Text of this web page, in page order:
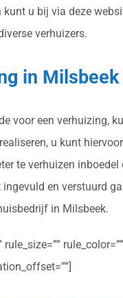
u bij via deze
verhuizers.
in Milsbeek
voor een verhuizing,
u kunt
te verhuizen
en verstuurd
in Milsbeek.